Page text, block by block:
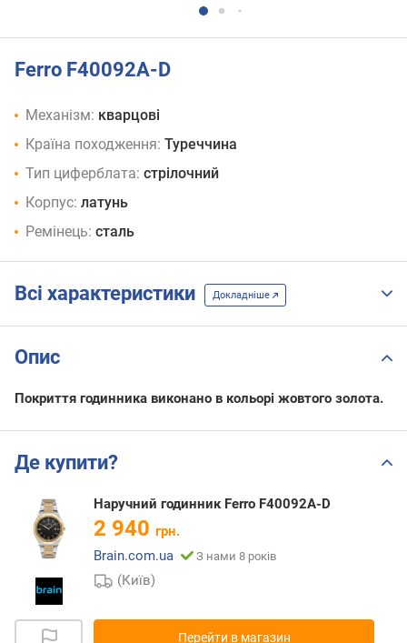
Ferro F40092A-D
Механізм: кварцові
Країна походження: Туреччина
Тип циферблата: стрілочний
Корпус: латунь
Ремінець: сталь
Всі характеристики Докладніше
Опис
Покриття годинника виконано в кольорі жовтого золота.
Де купити?
Наручний годинник Ferro F40092A-D
2 940 грн.
Brain.com.ua
З нами 8 років
(Київ)
Перейти в магазин